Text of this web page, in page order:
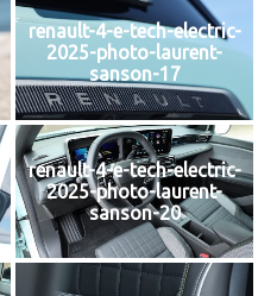
renault-4-e-tech-electric-
2025-photo-laurent-
sanson-17
renault-4-e-tech-electric-
2025-photo-laurent-
sanson-20